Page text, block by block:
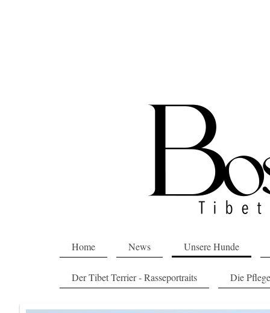
Home News Unsere Hunde
Der Tibet Terrier - Rasseportraits Die Pflege